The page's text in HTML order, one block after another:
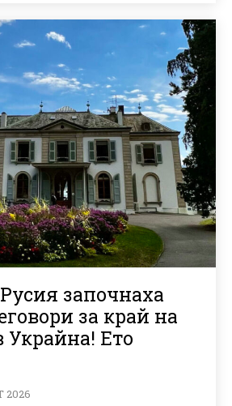
започнаха
за край на
Украйна! Ето
2026